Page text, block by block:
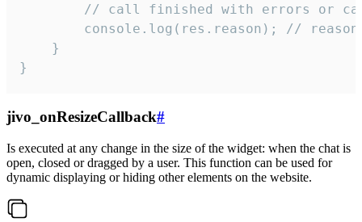
// call finished with errors or
console.log(res.reason); //
    }
}
jivo_onResizeCallback#
Is executed at any change in the size of the widget: when the chat is
open, closed or dragged by a user. This function can be used for
dynamic displaying or hiding other elements on the website.